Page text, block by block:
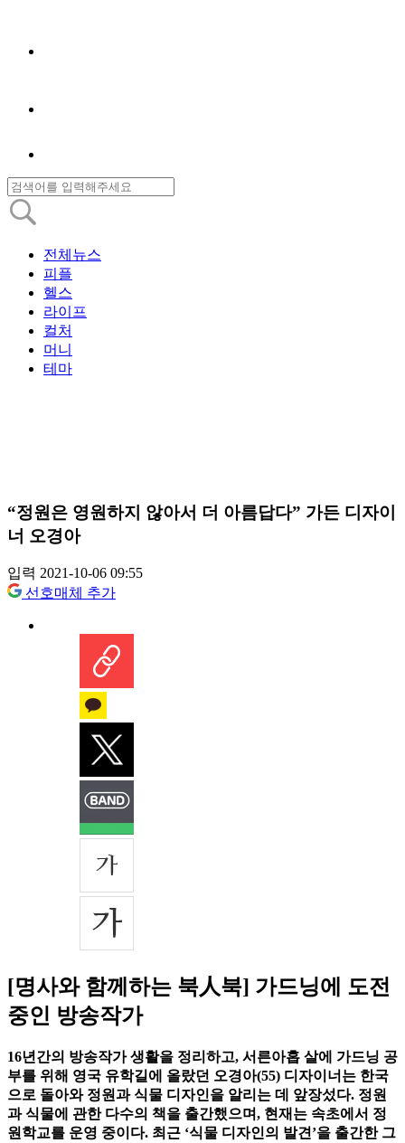
전체뉴스
피플
헬스
라이프
컬처
머니
테마
“정원은 영원하지 않아서 더 아름답다” 가든 디자이
너 오경아
입력 2021-10-06 09:55
선호매체 추가
[명사와 함께하는 북人북] 가드닝에 도전
중인 방송작가
16년간의 방송작가 생활을 정리하고, 서른아홉 살에 가드닝 공
부를 위해 영국 유학길에 올랐던 오경아(55) 디자이너는 한국
으로 돌아와 정원과 식물 디자인을 알리는 데 앞장섰다. 정원
과 식물에 관한 다수의 책을 출간했으며, 현재는 속초에서 정
원학교를 운영 중이다. 최근 ‘식물 디자인의 발견’을 출간한 그